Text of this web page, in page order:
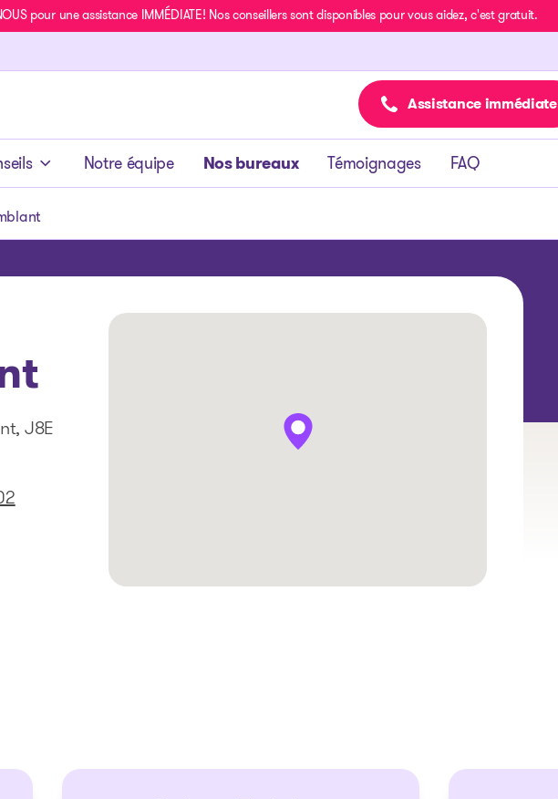
pour une assistance IMMÉDIATE! Nos conseillers sont disponibles pour vous aidez, c'est gratuit.
Assistance immédiate
Notre équipe Nos bureaux Témoignages FAQ
J8E